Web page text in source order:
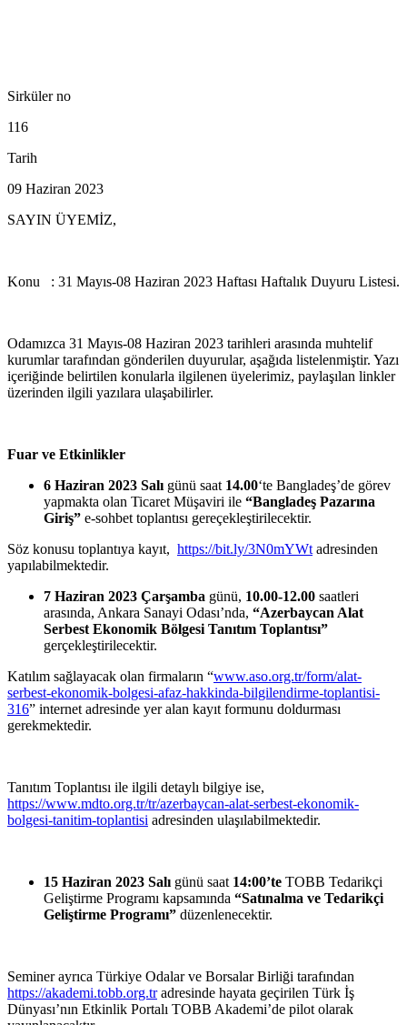
Sirküler no
116
Tarih
09 Haziran 2023
SAYIN ÜYEMİZ,
Konu : 31 Mayıs-08 Haziran 2023 Haftası Haftalık Duyuru Listesi.
Odamızca 31 Mayıs-08 Haziran 2023 tarihleri arasında muhtelif
kurumlar tarafından gönderilen duyurular, aşağıda listelenmiştir. Yazı
içeriğinde belirtilen konularla ilgilenen üyelerimiz, paylaşılan linkler
üzerinden ilgili yazılara ulaşabilirler.
Fuar ve Etkinlikler
6 Haziran 2023 Salı günü saat 14.00‘te Bangladeş’de görev
yapmakta olan Ticaret Müşaviri ile “Bangladeş Pazarına
Giriş” e-sohbet toplantısı gereçekleştirilecektir.
Söz konusu toplantıya kayıt, https://bit.ly/3N0mYWt adresinden
yapılabilmektedir.
7 Haziran 2023 Çarşamba günü, 10.00-12.00 saatleri
arasında, Ankara Sanayi Odası’nda, “Azerbaycan Alat
Serbest Ekonomik Bölgesi Tanıtım Toplantısı”
gerçekleştirilecektir.
Katılım sağlayacak olan firmaların “www.aso.org.tr/form/alat-
serbest-ekonomik-bolgesi-afaz-hakkinda-bilgilendirme-toplantisi-
316” internet adresinde yer alan kayıt formunu doldurması
gerekmektedir.
Tanıtım Toplantısı ile ilgili detaylı bilgiye ise,
https://www.mdto.org.tr/tr/azerbaycan-alat-serbest-ekonomik-
bolgesi-tanitim-toplantisi adresinden ulaşılabilmektedir.
15 Haziran 2023 Salı günü saat 14:00’te TOBB Tedarikçi
Geliştirme Programı kapsamında “Satınalma ve Tedarikçi
Geliştirme Programı” düzenlenecektir.
Seminerayrıca Türkiye Odalar ve BorsalarBirliği tarafından
https://akademi.tobb.org.tradresinde hayata geçirilen Türk İş
Dünyası’nın Etkinlik Portalı TOBB Akademi’de pilot olarak